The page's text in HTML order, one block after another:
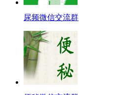
尿频微信交流群